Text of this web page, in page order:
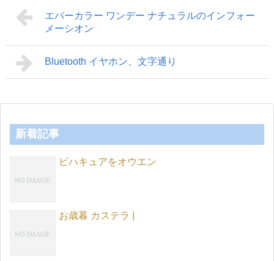
エバーカラー ワンデー ナチュラルのインフォー
メーシオン
Bluetooth イヤホン、文字通り
新着記事
ビハキュアをオウエン
お歳暮 カステラ |